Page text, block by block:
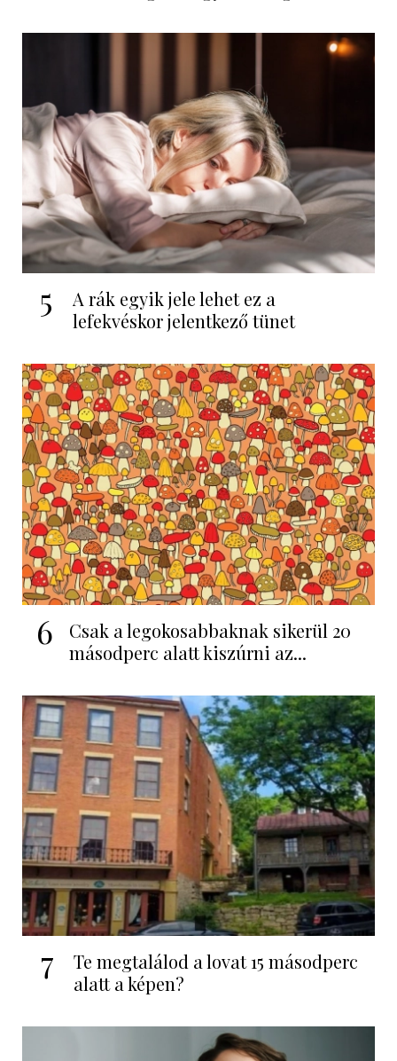
5
A rák egyik jele lehet ez a
lefekvéskor jelentkező tünet
6
Csak a legokosabbaknak sikerül 20
másodperc alatt kiszúrni az...
7
Te megtalálod a lovat 15 másodperc
alatt a képen?